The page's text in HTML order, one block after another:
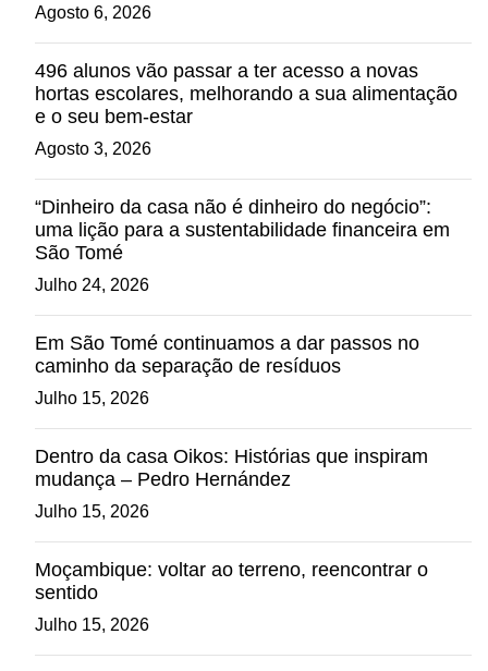
Agosto 6, 2026
496 alunos vão passar a ter acesso a novas
hortas escolares, melhorando a sua alimentação
e o seu bem-estar
Agosto 3, 2026
“Dinheiro da casa não é dinheiro do negócio”:
uma lição para a sustentabilidade financeira em
São Tomé
Julho 24, 2026
Em São Tomé continuamos a dar passos no
caminho da separação de resíduos
Julho 15, 2026
Dentro da casa Oikos: Histórias que inspiram
mudança – Pedro Hernández
Julho 15, 2026
Moçambique: voltar ao terreno, reencontrar o
sentido
Julho 15, 2026